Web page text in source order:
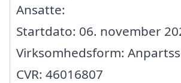
Ansatte:
Startdato: 06. november
Virksomhedsform:
CVR: 46016807